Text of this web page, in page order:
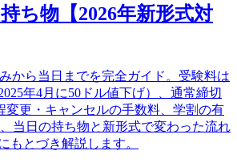
ち物【2026年新形式対
から当日までを完全ガイド。受験料は
年4月に50ドル値下げ）、通常締切
変更・キャンセルの手数料、学割の有
当日の持ち物と新形式で変わった流れ
もとづき解説します。